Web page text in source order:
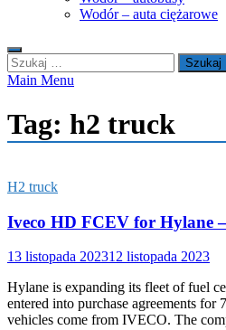
Wodór – auta ciężarowe
Szukaj:
Main Menu
Tag: h2 truck
H2 truck
Iveco HD FCEV for Hylane
13 listopada 202312 listopada 2023
Hylane is expanding its fleet of fuel
entered into purchase agreements
vehicles come from IVECO. The